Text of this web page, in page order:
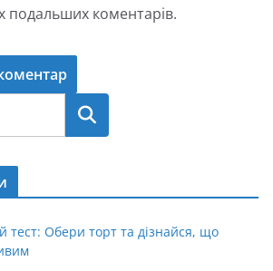
подальших коментарів.
Пошук
тест: Обери торт та дізнайся, що